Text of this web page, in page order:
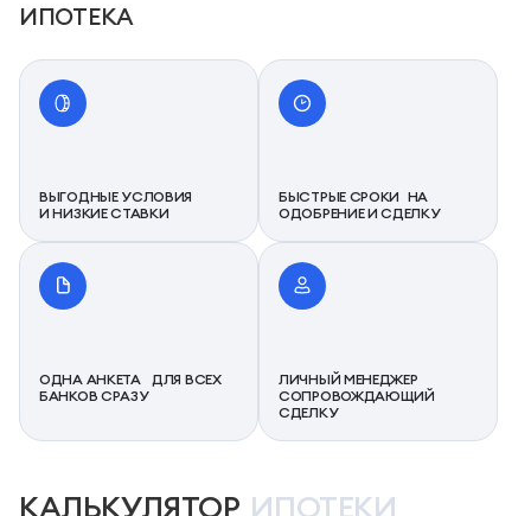
ИПОТЕКА
ВЫГОДНЫЕ УСЛОВИЯ
И НИЗКИЕ СТАВКИ
БЫСТРЫЕ СРОКИ НА
ОДОБРЕНИЕ И СДЕЛКУ
ОДНА АНКЕТА ДЛЯ ВСЕХ
БАНКОВ СРАЗУ
ЛИЧНЫЙ МЕНЕДЖЕР
СОПРОВОЖДАЮЩИЙ
СДЕЛКУ
КАЛЬКУЛЯТОР ИПОТЕКИ